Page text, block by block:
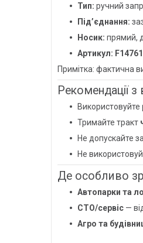
Тип: ручний
Під’єднання:
Носик: прямий,
Артикул:
Примітка: фактична
Рекомендації
Використовуйте
Тримайте тракт
Не допускайте
Не
Де особливо
Автопарки та
СТО/сервіс —
Агро та